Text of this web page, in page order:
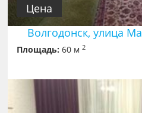
Цена
Волгодонск, улица
Площадь: 60 м2